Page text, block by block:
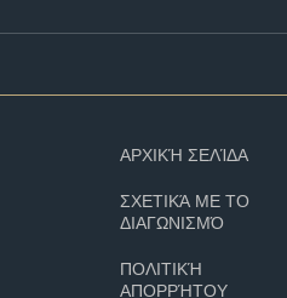
ΑΡΧΙΚΉ ΣΕΛΊΔΑ
ΣΧΕΤΙΚΆ ΜΕ ΤΟ
ΔΙΑΓΩΝΙΣΜΌ
ΠΟΛΙΤΙΚΉ
ΑΠΟΡΡΉΤΟΥ